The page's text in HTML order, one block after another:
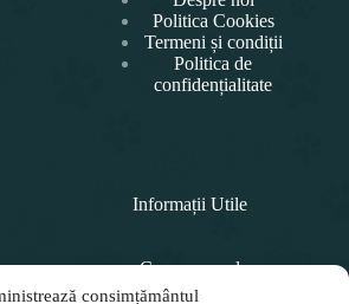
consimțământul
Politica Cookies
Termeni și condiții
Politica de
confidențialitate
Informații Utile
Cum comand